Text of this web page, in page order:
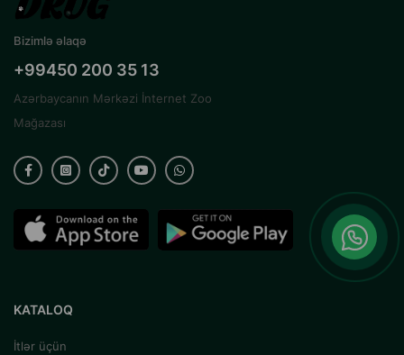
Bizimlə əlaqə
+99450 200 35 13
Azərbaycanın Mərkəzi İnternet Zoo
Mağazası
KATALOQ
İtlər üçün